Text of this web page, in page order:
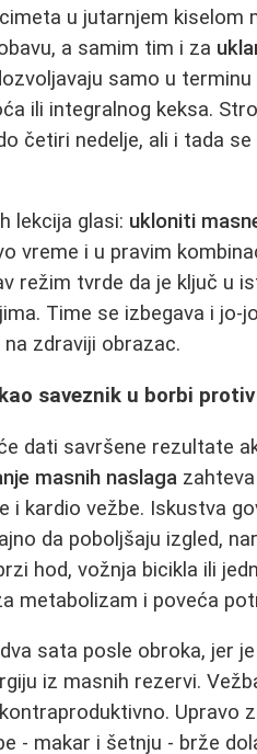
u jutarnjem kiselom
a samim tim i za
samo u
ili integralnog keksa.
četiri nedelje, ali i tada
lekcija glasi: ukloniti
vreme i u pravim
režim tvrde da je ključ u
Time se izbegava i jo-
zdraviji obrazac.
saveznik u borbi
dati savršene rezultate
masnih naslaga
i kardio vežbe. Iskustva
da poboljšaju izgled,
hod, vožnja bicikla ili
metabolizam i poveća
sata posle obroka, jer
iz masnih rezervi.
Upravo
- makar i šetnju - brže